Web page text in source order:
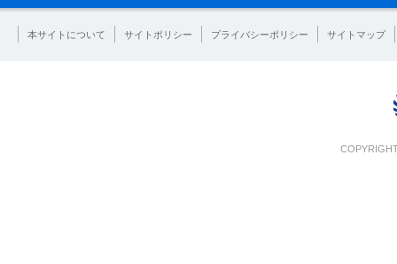
本サイトについて サイトポリシー プライバシーポリシー サイトマップ